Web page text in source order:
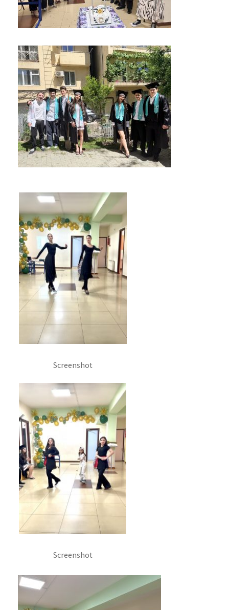
Screenshot
Screenshot